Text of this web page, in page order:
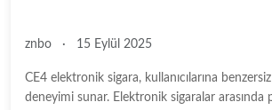
znbo · 15 Eylül 2025
CE4 elektronik sigara, kullanıcılarına
deneyimi sunar. Elektronik sigaralar arasında